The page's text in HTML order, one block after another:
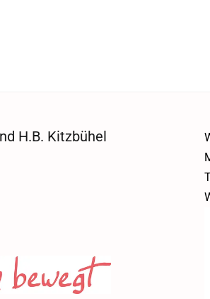
H.B. Kitzbühel